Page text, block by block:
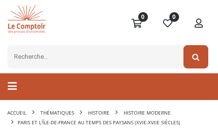
0 0
ACCUEIL THÉMATIQUES HISTOIRE
HISTOIRE MODERNE
PARIS ET L'ÎLE-DE-FRANCE AU TEMPS DES PAYSANS (XVIE-XVIIE SIÈCLES)